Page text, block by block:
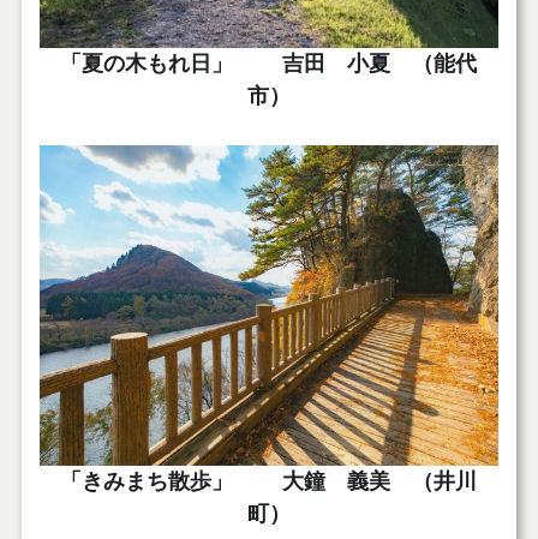
「夏の木もれ日」 吉田 小夏 （能代
市）
「きみまち散歩」 大鐘 義美 （井川
町）